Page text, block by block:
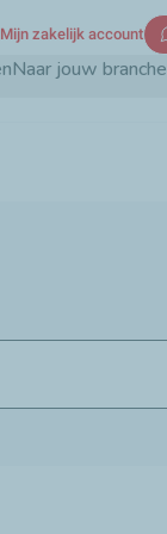
Naar jouw branche
Mijn zakelijk account